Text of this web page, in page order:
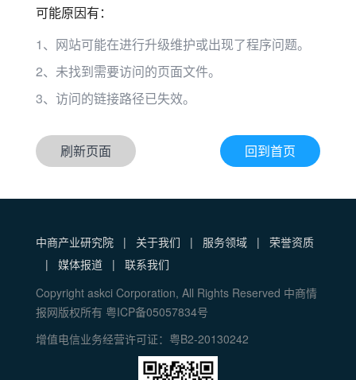
可能原因有：
1、网站可能在进行升级维护或出现了程序问题。
2、未找到需要访问的页面文件。
3、访问的链接路径已失效。
刷新页面 回到首页
中商产业研究院 | 关于我们 | 服务领域 |
荣誉资质
|
媒体报道 |
联系我们
Copyright askci Corporation, All Rights Reserved 中商情
报网版权所有 粤ICP备05057834号
增值电信业务经营许可证：粤B2-20130242